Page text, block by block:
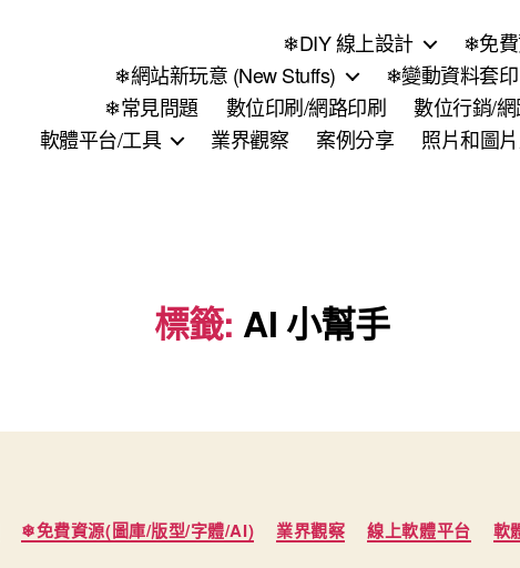
❄DIY 線上設計
❄免
❄網站新玩意 (New Stuffs)
❄變動資料套
❄常見問題
數位印刷/網路印刷
數位行銷/
軟體平台/工具
業界觀察 案例分享 照片和圖
標籤: AI 小幫手
分
類
❄免費資源(圖庫/版型/字體/AI) 業界觀察 線上軟體平台 軟